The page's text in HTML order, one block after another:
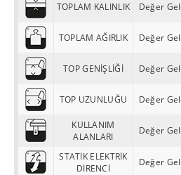
TOPLAM KALINLIK Değer
TOPLAM AĞIRLIK Değer
TOP GENİŞLİĞİ Değer
TOP UZUNLUĞU Değer
KULLANIM
ALANLARI
Değer
STATİK ELEKTRİK
DİRENCİ
Değer